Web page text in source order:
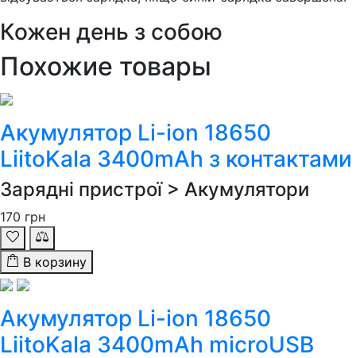
Кожен день з собою
Похожие товары
Акумулятор Li-ion 18650
LiitoKala 3400mAh з контактами
Зарядні пристрої > Акумулятори
170 грн
В корзину
Акумулятор Li-ion 18650
LiitoKala 3400mAh microUSB